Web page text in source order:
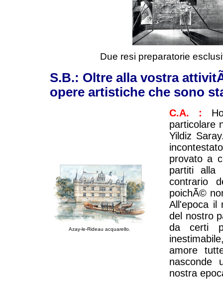
Due resi preparatorie
S.B.: Oltre alla vostra
opere artistiche che sono
Azay-le-Rideau acquarello.
C.A. :
particolare
Yildiz
provato a
partiti alla
contrario
poichÃ©
All'epoca il
del nostro
da certi
amore
nasconde
nostra